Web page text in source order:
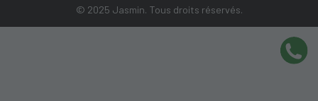
© 2025 Jasmin. Tous droits réservés.